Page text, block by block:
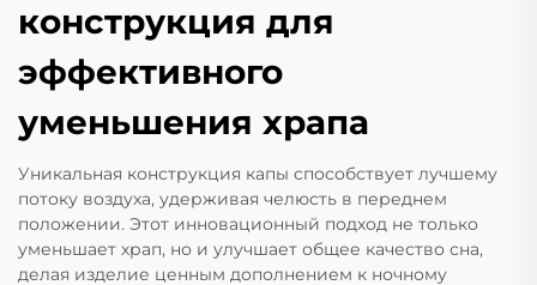
конструкция для
эффективного
уменьшения храпа
Уникальная конструкция капы способствует лучшему
потоку воздуха, удерживая челюсть в переднем
положении. Этот инновационный подход не только
уменьшает храп, но и улучшает общее качество сна,
делая изделие ценным дополнением к ночному